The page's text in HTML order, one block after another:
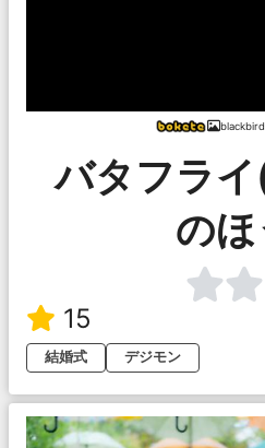
バタフラ
の
15
結婚式
デジモン